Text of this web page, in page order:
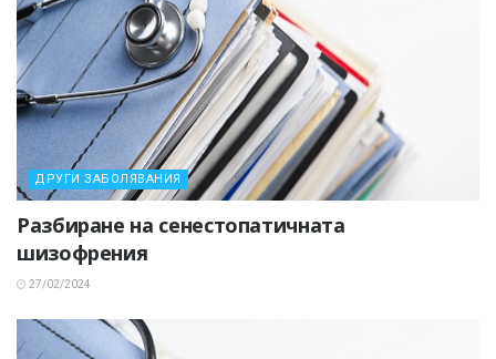
ДРУГИ ЗАБОЛЯВАНИЯ
Разбиране на сенестопатичната
шизофрения
27/02/2024